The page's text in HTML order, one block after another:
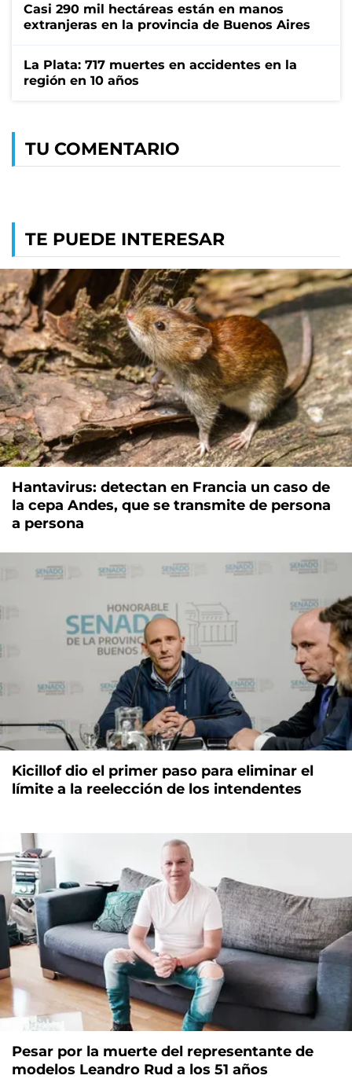
Casi 290 mil hectáreas están en manos
extranjeras en la provincia de Buenos Aires
La Plata: 717 muertes en accidentes en la
región en 10 años
TU COMENTARIO
TE PUEDE INTERESAR
Hantavirus: detectan en Francia un caso de
la cepa Andes, que se transmite de persona
a persona
Kicillof dio el primer paso para eliminar el
límite a la reelección de los intendentes
Pesar por la muerte del representante de
modelos Leandro Rud a los 51 años